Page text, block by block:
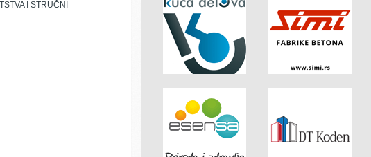
I STRUČNI